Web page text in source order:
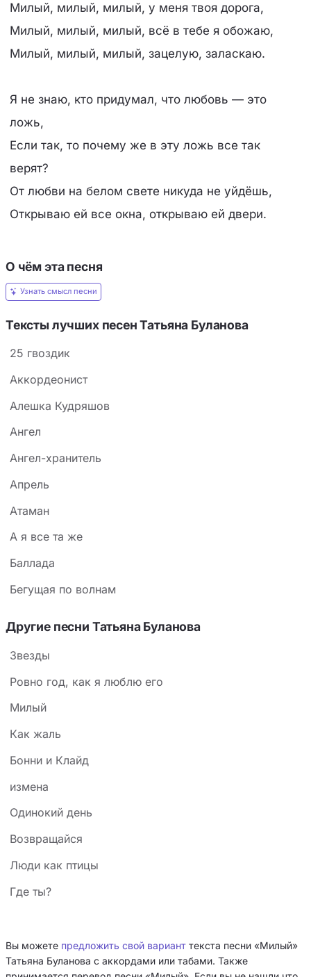
Милый, милый, милый, у меня твоя дорога,
Милый, милый, милый, всё в тебе я обожаю,
Милый, милый, милый, зацелую, заласкаю.
Я не знаю, кто придумал, что любовь — это
ложь,
Если так, то почему же в эту ложь все так
верят?
От любви на белом свете никуда не уйдёшь,
Открываю ей все окна, открываю ей двери.
О чём эта песня
Узнать смысл песни
Тексты лучших песен Татьяна Буланова
25 гвоздик
Аккордеонист
Алешка Кудряшов
Ангел
Ангел-хранитель
Апрель
Атаман
А я все та же
Баллада
Бегущая по волнам
Другие песни Татьяна Буланова
Звезды
Ровно год, как я люблю его
Милый
Как жаль
Бонни и Клайд
измена
Одинокий день
Возвращайся
Люди как птицы
Где ты?
Вы можете предложить свой вариант текста песни «Милый»
Татьяна Буланова с аккордами или табами. Также